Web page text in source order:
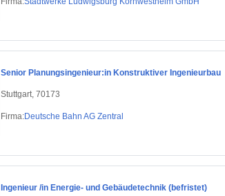
Senior Planungsingenieur:in Konstruktiver Ingenieurbau
Stuttgart, 70173
Firma:Deutsche Bahn AG Zentral
Ingenieur /in Energie- und Gebäudetechnik (befristet)